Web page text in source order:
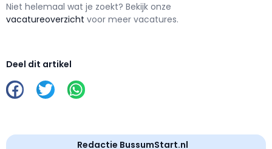
Niet helemaal wat je zoekt? Bekijk onze
vacatureoverzicht voor meer vacatures.
Deel dit artikel
Redactie BussumStart.nl